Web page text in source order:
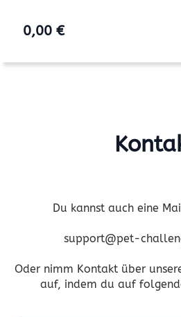
0,00 €
Du kannst auch eine
support@pet-
Oder nimm Kontakt über
auf, indem du auf